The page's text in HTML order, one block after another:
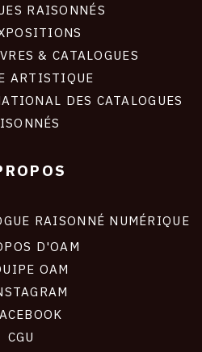
RAISONNÉS
& CATALOGUES
ARTISTIQUE
DES CATALOGUES
RAISONNÉ NUMÉRIQUE
D'OAM
OAM
CGU